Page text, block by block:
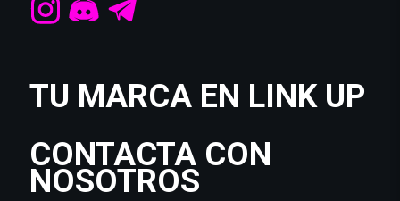
TU MARCA EN LINK UP
CONTACTA CON
NOSOTROS